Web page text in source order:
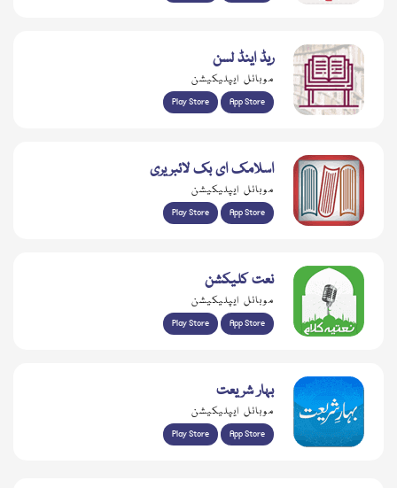
ریڈ اینڈ لسن
موبائل ایپلیکیشن
Play Store App Store
اسلامک ای بک لائبریری
موبائل ایپلیکیشن
Play Store App Store
نعت کلیکشن
موبائل ایپلیکیشن
Play Store App Store
بہار شریعت
موبائل ایپلیکیشن
Play Store App Store